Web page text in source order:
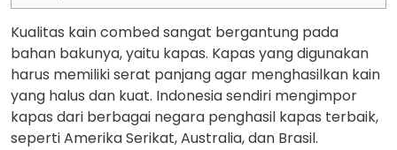
Kualitas kain combed sangat bergantung pada
bahan bakunya, yaitu kapas. Kapas yang digunakan
harus memiliki serat panjang agar menghasilkan kain
yang halus dan kuat. Indonesia sendiri mengimpor
kapas dari berbagai negara penghasil kapas terbaik,
seperti Amerika Serikat, Australia, dan Brasil.